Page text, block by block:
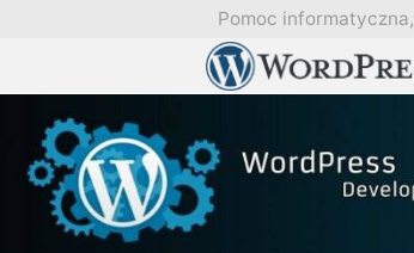
Pomoc informatyczna,